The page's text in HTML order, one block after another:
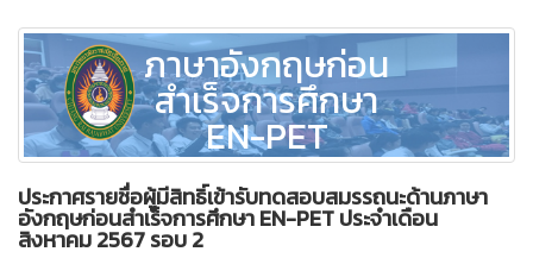
ภาษาอังกฤษก่อน
สำเร็จการศึกษา
EN-PET
ประกาศรายชื่อผู้มีสิทธิ์เข้ารับทดสอบสมรรถนะด้านภาษา
อังกฤษก่อนสำเร็จการศึกษา EN-PET ประจำเดือน
สิงหาคม 2567 รอบ 2